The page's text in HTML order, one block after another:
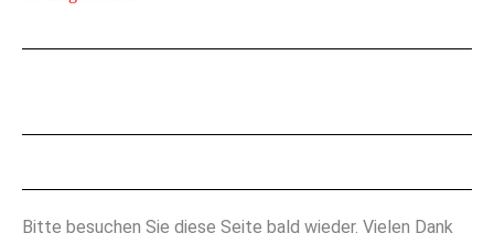
Bitte besuchen Sie diese Seite bald wieder. Vielen Dank